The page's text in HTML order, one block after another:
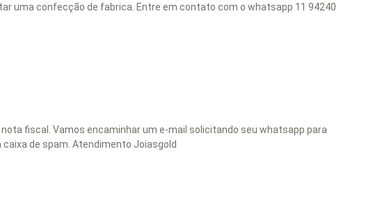
uma confecção de fabrica. Entre em contato com o whatsapp 11 94240
fiscal. Vamos encaminhar um e-mail solicitando seu whatsapp para
de spam. Atendimento Joiasgold